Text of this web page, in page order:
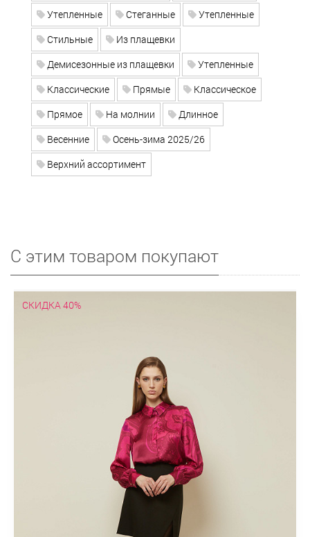
Утепленные
Стеганные
Утепленные
Стильные
Из плащевки
Демисезонные из плащевки
Утепленные
Классические
Прямые
Классическое
Прямое
На молнии
Длинное
Весенние
Осень-зима 2025/26
Верхний ассортимент
С этим товаром покупают
СКИДКА 40%